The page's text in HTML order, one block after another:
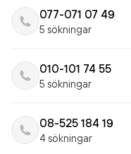
077-071 07 49
5 sökningar
010-101 74 55
5 sökningar
08-525 184 19
4 sökningar